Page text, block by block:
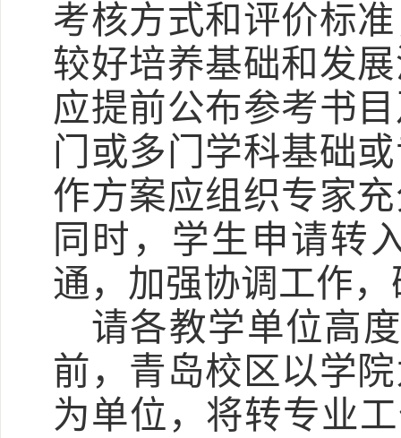
考核方式和评价标
较好培养基础和发
应提前公布参考书
门或多门学科基础
作方案应组织专家
同时，学生申请转
通，加强协调工作
请各教学单位高
前，青岛校区以学
为单位，将转专业